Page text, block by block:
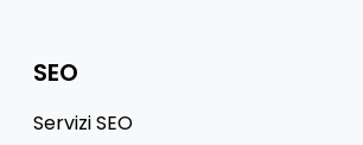
SEO
Servizi SEO